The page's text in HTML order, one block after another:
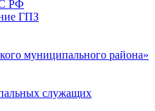
РФ
ГПЗ
муниципального района»
служащих